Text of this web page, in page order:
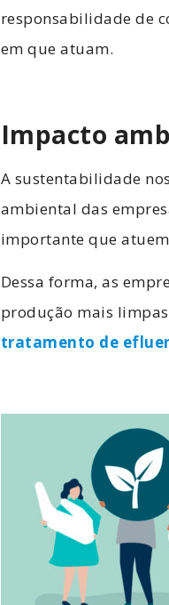
responsabilidade de
em que atuam.
Impacto
A sustentabilidade
ambiental das
importante que
Dessa forma, as
produção mais
tratamento de